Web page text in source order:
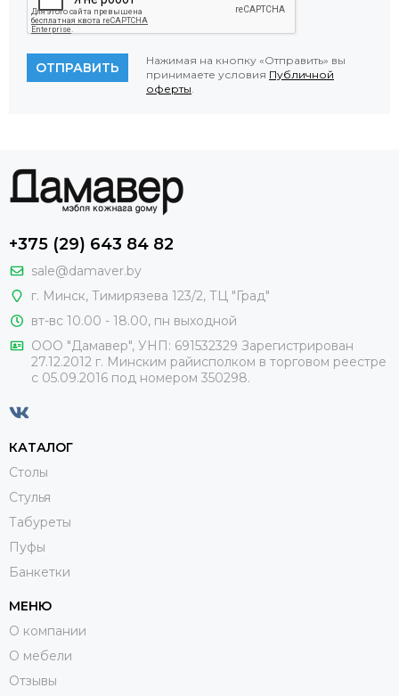
ОТПРАВИТЬ
Нажимая на кнопку «Отправить» вы
принимаете условия Публичной
оферты.
+375 (29) 643 84 82
sale@damaver.by
г. Минск, Тимирязева 123/2, ТЦ "Град"
вт-вс 10.00 - 18.00, пн выходной
ООО "Дамавер", УНП: 691532329 Зарегистрирован
27.12.2012 г. Минским райисполком в торговом реестре
с 05.09.2016 под номером 350298.
КАТАЛОГ
Столы
Стулья
Табуреты
Пуфы
Банкетки
МЕНЮ
О компании
О мебели
Отзывы